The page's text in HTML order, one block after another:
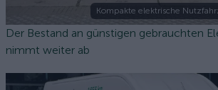
Kompakte elektrische
Der Bestand an günstigen gebrauchten
nimmt weiter ab